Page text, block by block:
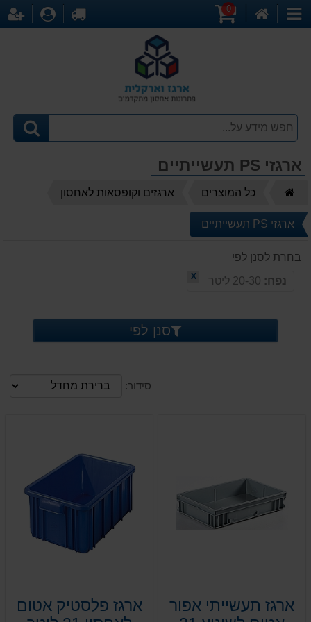
קטגוריות
0
לקופה
ארגזי PS תעשייתיים
כל המוצרים ארגזים וקופסאות לאחסון
ארגזי PS תעשייתיים
בחרת לסנן לפי
נפח:
X
סנן לפי
סידור:
ארגז תעשייתי אפור
ארגז פלסטיק אטום